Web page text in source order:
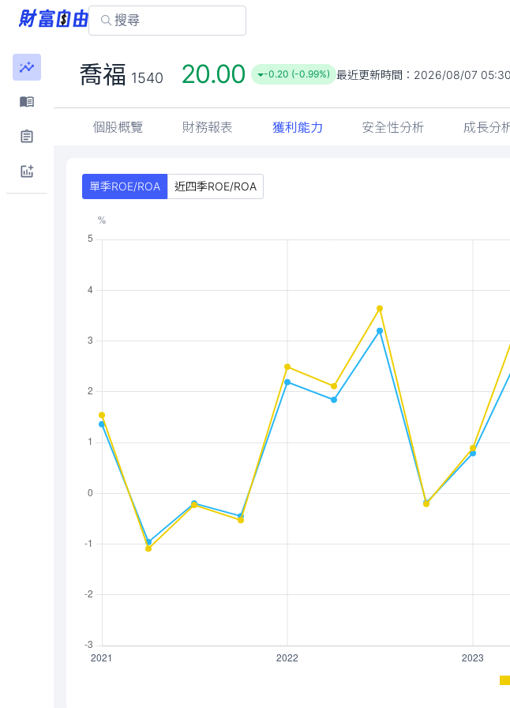
喬福 1540 20.00 -0.20 (-0.99%) 最近更新時間： 2026/08/07 05:30
個股概覽 財務報表 獲利能力 安全性分析 成長分
單季ROE/ROA 近四季ROE/ROA